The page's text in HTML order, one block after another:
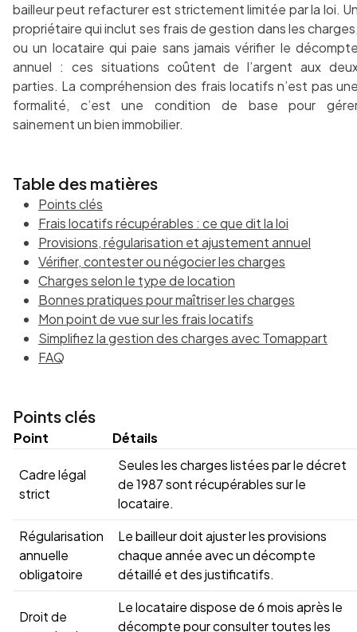
bailleur peut refacturer est strictement limitée par la loi.
propriétaire qui inclut ses frais de gestion dans les
ou un locataire qui paie sans jamais vérifier le
annuel : ces situations coûtent de l’argent aux
parties. La compréhension des frais locatifs n’est pas
formalité, c’est une condition de base pour
sainement un bien immobilier.
Table des matières
Points clés
Frais locatifs récupérables : ce que dit la loi
Provisions, régularisation et ajustement annuel
Vérifier, contester ou négocier les charges
Charges selon le type de location
Bonnes pratiques pour maîtriser les charges
Mon point de vue sur les frais locatifs
Simplifiez la gestion des charges avec Tomappart
FAQ
Points clés
Point Détails
Cadre légal
strict
Seules les charges listées par le décret
de 1987 sont récupérables sur le
locataire.
Régularisation
annuelle
obligatoire
Le bailleur doit ajuster les provisions
chaque année avec un décompte
détaillé et des justificatifs.
Droit de
Le locataire dispose de 6 mois après le
décompte pour consulter toutes les